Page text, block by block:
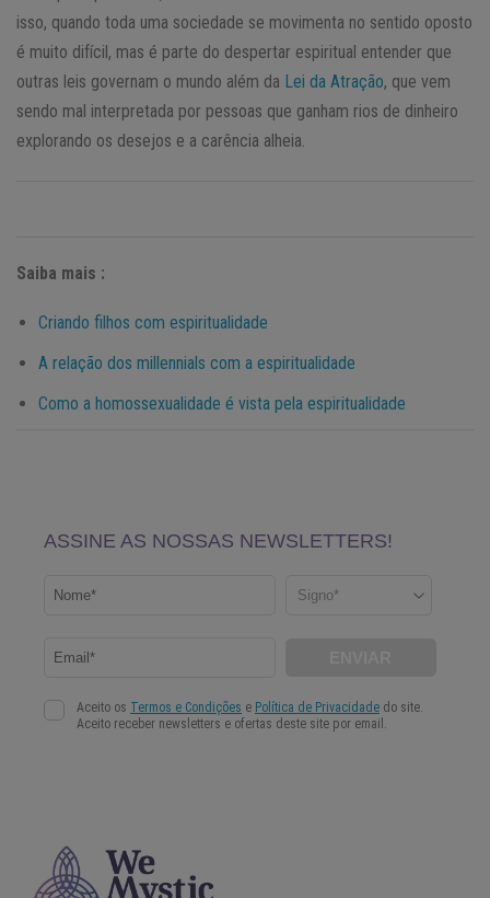
isso, quando toda uma sociedade se movimenta no sentido oposto
é muito difícil, mas é parte do despertar espiritual entender que
outras leis governam o mundo além da Lei da Atração, que vem
sendo mal interpretada por pessoas que ganham rios de dinheiro
explorando os desejos e a carência alheia.
Saiba mais :
Criando filhos com espiritualidade
A relação dos millennials com a espiritualidade
Como a homossexualidade é vista pela espiritualidade